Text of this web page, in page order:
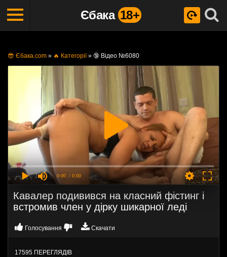
Єбака 18+
😎 Єбака.com » 🔥 Категорії» 🔞 Відео №6080
0:00 / 0:00
Кавалер подивився на класний фістинг і
встромив член у дірку шикарної леді
Голосування Скачати
17595 ПЕРЕГЛЯДІВ